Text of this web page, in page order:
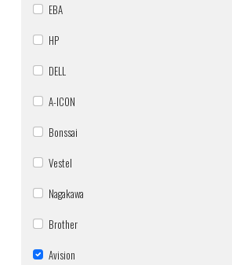
EBA
HP
DELL
A-ICON
Bonssai
Vestel
Nagakawa
Brother
Avision